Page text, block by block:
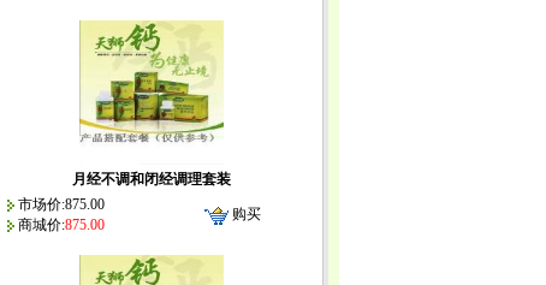
月经不调和闭经调理套装
市场价:875.00
购买
商城价:875.00